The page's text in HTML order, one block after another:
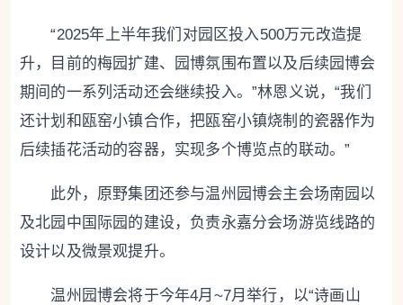
“2025年上半年我们对园区投入500万元改造提
升，目前的梅园扩建、园博氛围布置以及后续园博会
期间的一系列活动还会继续投入。”林恩义说，“我们
还计划和瓯窑小镇合作，把瓯窑小镇烧制的瓷器作为
后续插花活动的容器，实现多个博览点的联动。”
此外，原野集团还参与温州园博会主会场南园以
及北园中国际园的建设，负责永嘉分会场游览线路的
设计以及微景观提升。
温州园博会将于今年4月~7月举行，以“诗画山